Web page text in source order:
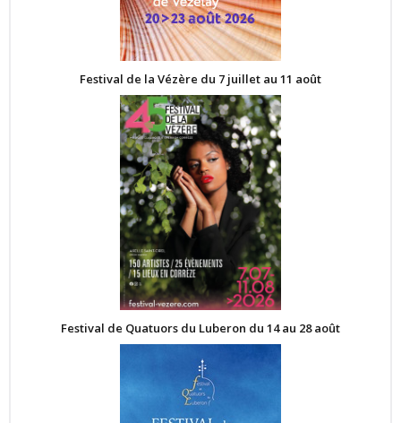
Festival de la Vézère du 7 juillet au 11 août
Festival de Quatuors du Luberon du 14 au 28 août